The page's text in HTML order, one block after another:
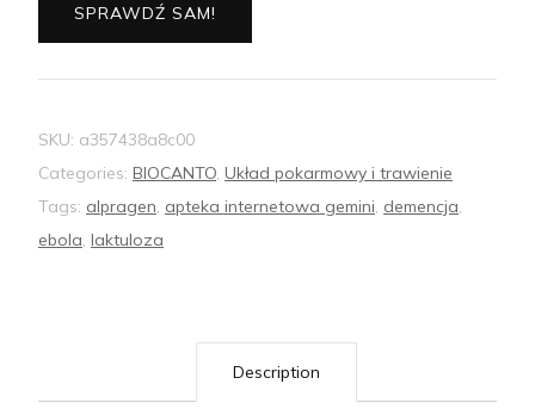
SPRAWDŹ SAM!
SKU: a357438a8c00
Categories: BIOCANTO, Układ pokarmowy i trawienie
Tags: alpragen, apteka internetowa gemini, demencja,
ebola, laktuloza
Description